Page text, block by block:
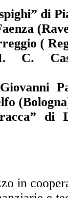
di
(
C.
di
in